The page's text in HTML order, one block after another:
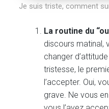
Je suis triste, comment
La routine du
discours matinal,
changer
tristesse, le
l’accepter. Oui,
grave. Ne vous